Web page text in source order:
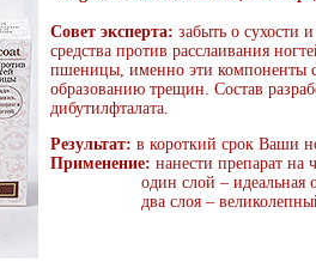
Совет эксперта: забыть о сухости
средства против расслаивания
пшеницы, именно эти компоненты
образованию трещин. Состав
дибутилфталата.
Результат: в короткий срок Ваши
Применение: нанести препарат на
один слой – идеальная
два слоя – великолепный